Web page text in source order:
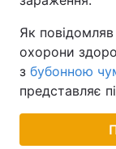
Як повідомляв
охорони
з бубонною
представляє